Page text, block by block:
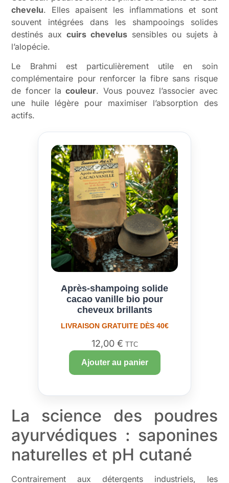
chevelu. Elles apaisent les inflammations et sont
souvent intégrées dans les shampooings solides
destinés aux cuirs chevelussensibles ou sujets à
l’alopécie.
Le Brahmi est particulièrement utile en soin
complémentaire pour renforcer la fibre sans risque
de foncer lacouleur. Vous pouvez l’associer avec
une huile légère pour maximiser l’absorption des
actifs.
Après-shampoing solide
cacao vanille bio pour
cheveux brillants
LIVRAISON GRATUITE DÈS 40€
12,00 € TTC
Ajouter au panier
La science des poudres
ayurvédiques : saponines
naturelles et pH cutané
Contrairement aux détergents industriels, les